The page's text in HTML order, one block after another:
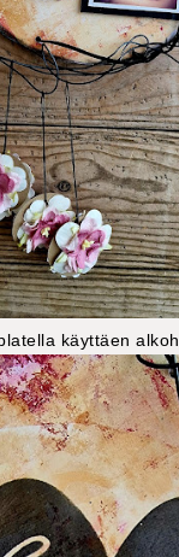
käyttäen